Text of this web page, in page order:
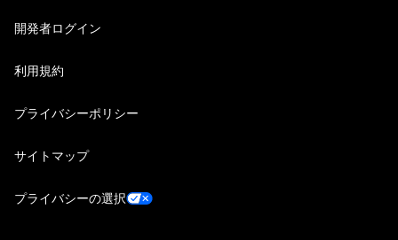
開発者ログイン
利用規約
プライバシーポリシー
サイトマップ
プライバシーの選択